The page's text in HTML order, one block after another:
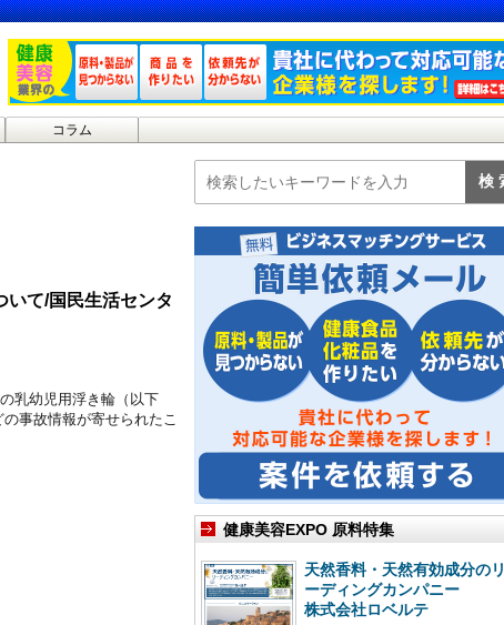
コラム
いて/国民生活センタ
乳幼児用浮き輪（以下
事故情報が寄せられたこ
健康美容EXPO 原料特集
天然香料・天然有効成分のリ
ーディングカンパニー
株式会社ロベルテ